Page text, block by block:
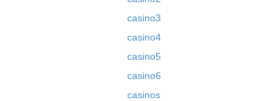
casino3
casino4
casino5
casino6
casinos